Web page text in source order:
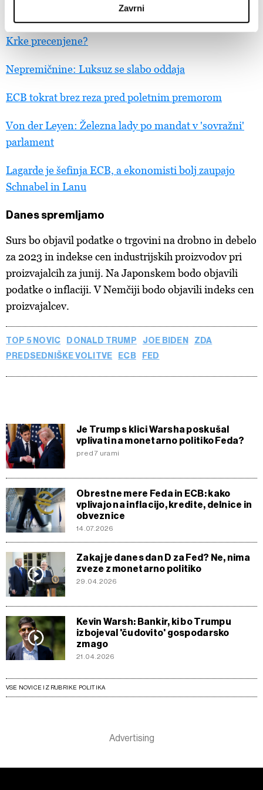
Skupni upravljavci obdelave so HD-WIN ARENA SPORT
d.o.o. inPartnerji. Več o podatkih, ki jih obdelujemo, in o
zasebnosti, o piškotkih in drugih podobnih tehnologijah
Piškotke lahko kadar koli ponovno prilagodite tako, da
kadar koli prekličete brez kakršnih koli posledic.
Zavrni
Potrjena prva ocena polletnega poslovanja: So delnice
Krke precenjene?
Nepremičnine: Luksuz se slabo oddaja
ECB tokrat brez reza pred poletnim premorom
Von der Leyen: Železna lady po mandat v 'sovražni'
parlament
Lagarde je šefinja ECB, a ekonomisti bolj zaupajo
Schnabel in Lanu
Danes spremljamo
Surs bo objavil podatke o trgovini na drobno in debelo
za 2023 in indekse cen industrijskih proizvodov pri
proizvajalcih za junij. Na Japonskem bodo objavili
podatke o inflaciji. V Nemčiji bodo objavili indeks cen
proizvajalcev.
TOP 5 NOVIC DONALD TRUMP JOE BIDEN
ZDA
PREDSEDNIŠKE VOLITVE
ECB FED
Je Trump s klici Warsha poskušal
vplivati na monetarno politiko Feda?
pred 7 urami
Obrestne mere Feda in ECB: kako
vplivajo na inflacijo, kredite, delnice in
obveznice
14.07.2026
Zakaj je danes dan D za Fed? Ne, nima
zveze z monetarno politiko
29.04.2026
Kevin Warsh: Bankir, ki bo Trumpu
izbojeval 'čudovito' gospodarsko
zmago
21.04.2026
VSE NOVICE IZ RUBRIKE POLITIKA